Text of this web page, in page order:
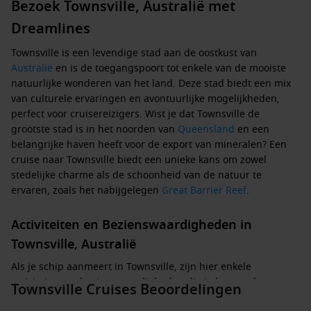
Bezoek Townsville, Australië met
Dreamlines
Townsville is een levendige stad aan de oostkust van
Australië en is de toegangspoort tot enkele van de mooiste
natuurlijke wonderen van het land. Deze stad biedt een mix
van culturele ervaringen en avontuurlijke mogelijkheden,
perfect voor cruisereizigers. Wist je dat Townsville de
grootste stad is in het noorden van Queensland en een
belangrijke haven heeft voor de export van mineralen? Een
cruise naar Townsville biedt een unieke kans om zowel
stedelijke charme als de schoonheid van de natuur te
ervaren, zoals het nabijgelegen Great Barrier Reef.
Activiteiten en Bezienswaardigheden in
Townsville, Australië
Als je schip aanmeert in Townsville, zijn hier enkele
activiteiten en bezienswaardigheden die je kunt verkennen:
Townsville Cruises Beoordelingen